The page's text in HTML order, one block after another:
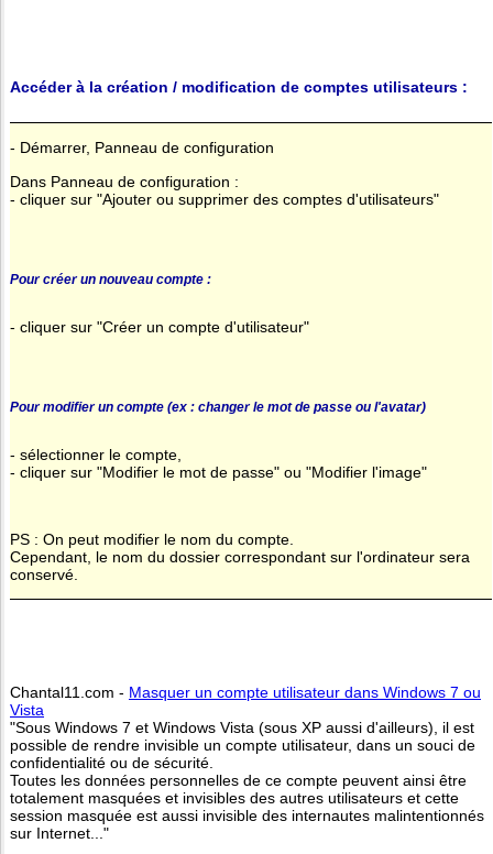
Accéder à la création / modification de comptes utilisateurs :
- Démarrer, Panneau de configuration
Dans Panneau de configuration :
- cliquer sur "Ajouter ou supprimer des comptes d'utilisateurs"
Pour créer un nouveau compte :
- cliquer sur "Créer un compte d'utilisateur"
Pour modifier un compte (ex : changer le mot de passe ou l'avatar)
- sélectionner le compte,
- cliquer sur "Modifier le mot de passe" ou "Modifier l'image"
PS : On peut modifier le nom du compte.
Cependant, le nom du dossier correspondant sur l'ordinateur sera
conservé.
Chantal11.com - Masquer un compte utilisateur dans Windows 7 ou
Vista
"Sous Windows 7 et Windows Vista (sous XP aussi d'ailleurs), il est
possible de rendre invisible un compte utilisateur, dans un souci de
confidentialité ou de sécurité.
Toutes les données personnelles de ce compte peuvent ainsi être
totalement masquées et invisibles des autres utilisateurs et cette
session masquée est aussi invisible des internautes malintentionnés
sur Internet..."